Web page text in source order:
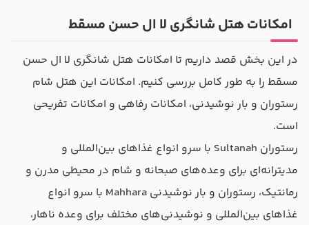
امکانات هتل شانگری لا ال حسن مسقط
در این بخش قصد داریم تا امکانات هتل شانگری لا ال حسن
مسقط را به طور کامل بررسی کنیم. امکانات این هتل شام
رستوران و بار نوشیدنی، امکانات رفاهی و امکانات تفریحی
است.
رستوران Sultanah با سرو انواع غذاهای بین‌المللی و
مدیترانه‌ای برای وعده‌های صبحانه و شام در محیطی مدرن و
رمانتیک، رستوران و بار نوشیدنی Mahhara با سرو انواع
غذاهای بین‌المللی و نوشیدنی‌های مختلف برای وعده ناهار،